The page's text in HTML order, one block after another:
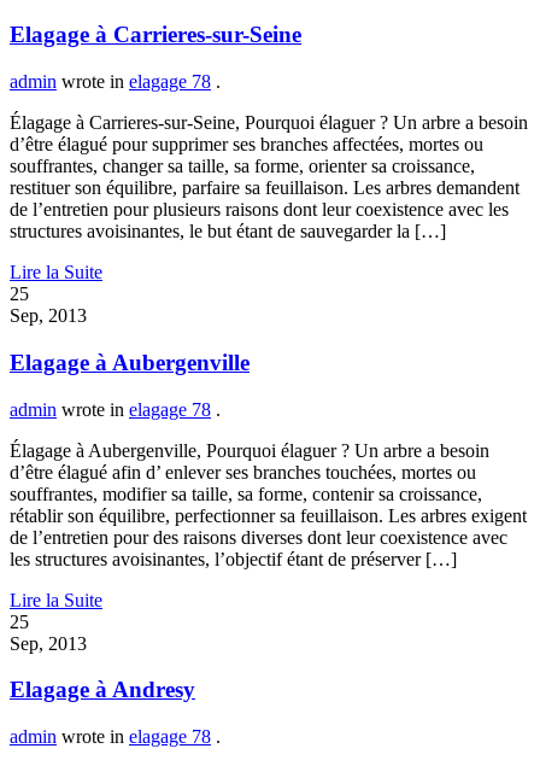
Elagage à Carrieres-sur-Seine
admin wrote in elagage 78 .
Élagage à Carrieres-sur-Seine, Pourquoi élaguer ? Un arbre a besoin
d’être élagué pour supprimer ses branches affectées, mortes ou
souffrantes, changer sa taille, sa forme, orienter sa croissance,
restituer son équilibre, parfaire sa feuillaison. Les arbres demandent
de l’entretien pour plusieurs raisons dont leur coexistence avec les
structures avoisinantes, le but étant de sauvegarder la […]
Lire la Suite
25
Sep, 2013
Elagage à Aubergenville
admin wrote in elagage 78 .
Élagage à Aubergenville, Pourquoi élaguer ? Un arbre a besoin
d’être élagué afin d’ enlever ses branches touchées, mortes ou
souffrantes, modifier sa taille, sa forme, contenir sa croissance,
rétablir son équilibre, perfectionner sa feuillaison. Les arbres exigent
de l’entretien pour des raisons diverses dont leur coexistence avec
les structures avoisinantes, l’objectif étant de préserver […]
Lire la Suite
25
Sep, 2013
Elagage à Andresy
admin wrote in elagage 78 .